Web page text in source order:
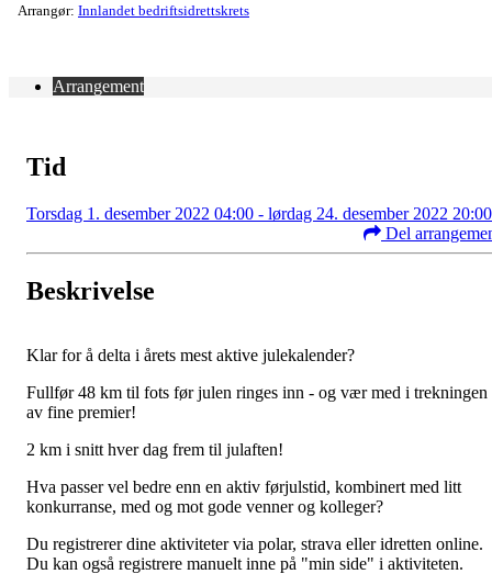
Arrangør: Innlandet bedriftsidrettskrets
Arrangement
Tid
Torsdag 1. desember 2022 04:00 - lørdag 24. desember 2022 20:00
Del
Beskrivelse
Klar for å delta i årets mest aktive julekalender?
Fullfør 48 km til fots før julen ringes inn - og vær med i trekningen
av fine premier!
2 km i snitt hver dag frem til julaften!
Hva passer vel bedre enn en aktiv førjulstid, kombinert med litt
konkurranse, med og mot gode venner og kolleger?
Du registrerer dine aktiviteter via polar, strava eller idretten online.
Du kan også registrere manuelt inne på "min side" i aktiviteten.